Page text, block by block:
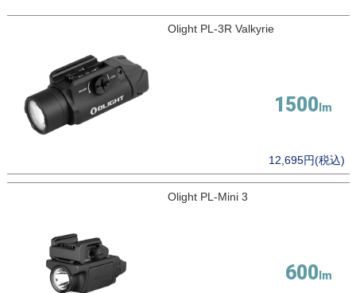
Olight PL-3R Valkyrie
1500
12,695円(税込)
Olight PL-Mini 3
600